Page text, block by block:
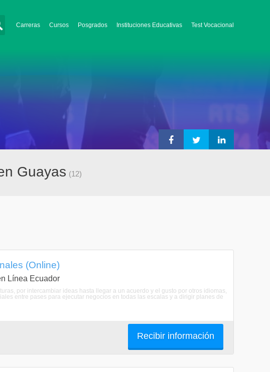
Carreras Cursos Posgrados Instituciones Educativas Test Vocacional
Guayas (12)
(Online)
Línea Ecuador
por intercambiar ideas hasta llegar a un acuerdo y el gusto por otros idiomas,
entre pases para ejecutar negocios en todas las escalas y a dirigir planes de
Recibir información